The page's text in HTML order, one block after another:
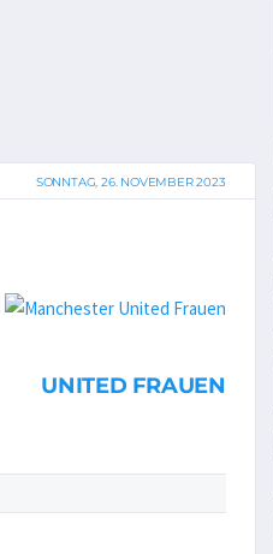
SONNTAG, 26. NOVEMBER 2023
UNITED FRAUEN